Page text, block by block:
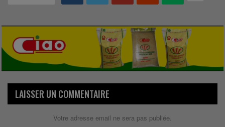
LAISSER UN COMMENTAIRE
Votre adresse email ne sera pas publiée.